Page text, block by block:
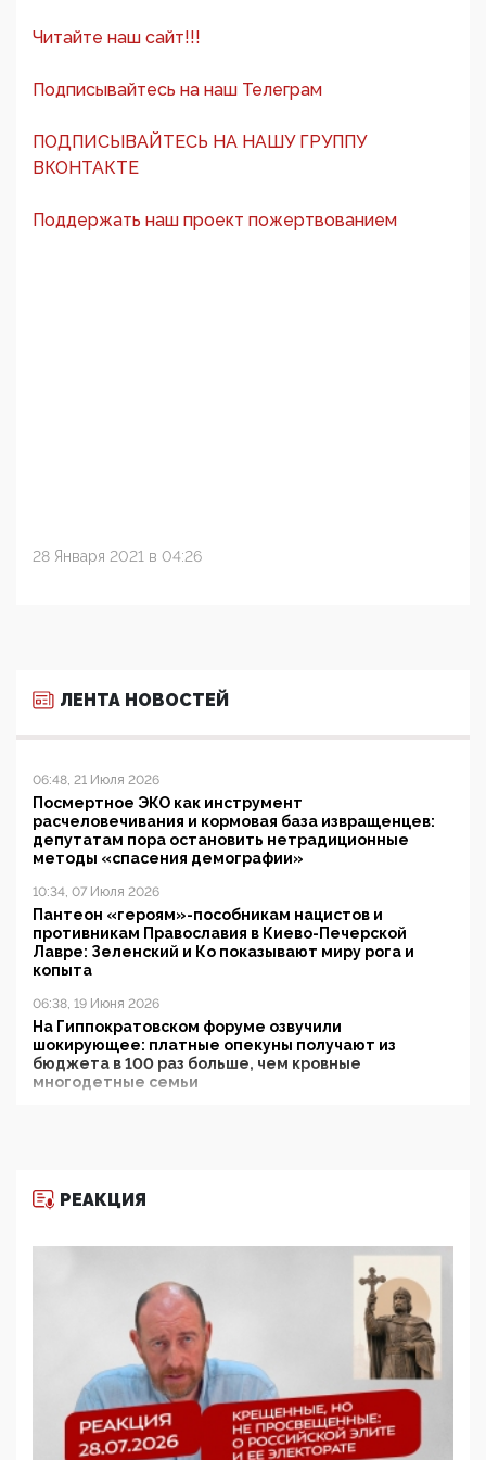
Читайте наш сайт!!!
Подписывайтесь на наш Телеграм
ПОДПИСЫВАЙТЕСЬ НА НАШУ ГРУППУ
ВКОНТАКТЕ
Поддержать наш проект пожертвованием
28 Января 2021 в 04:26
ЛЕНТА НОВОСТЕЙ
06:48, 21 Июля 2026
Посмертное ЭКО как инструмент
расчеловечивания и кормовая база извращенцев:
депутатам пора остановить нетрадиционные
методы «спасения демографии»
10:34, 07 Июля 2026
Пантеон «героям»-пособникам нацистов и
противникам Православия в Киево-Печерской
Лавре: Зеленский и Ко показывают миру рога и
копыта
06:38, 19 Июня 2026
На Гиппократовском форуме озвучили
шокирующее: платные опекуны получают из
бюджета в 100 раз больше, чем кровные
многодетные семьи
11:53, 09 Июня 2026
деятельность ИИТО ЮНЕСКО в России, но
цифроглобалисты продолжают определять
повестку в образовании
09:43, 01 Июня 2026
5G за счет здоровья граждан: Минцифры намерено
отобрать у регионов и муниципалитетов право
защищать жилые дома и социальные объекты от
05:58, 26 Мая 2026
Роскомнадзор освободили от борца с
РЕАКЦИЯ